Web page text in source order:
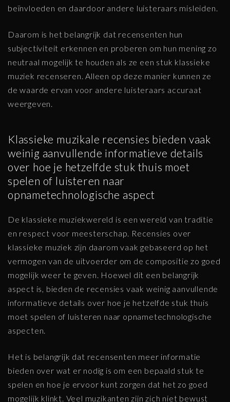
beïnvloeden en daardoor andere luisteraars misleiden.
Daarom is het belangrijk dat recensenten hun
subjectiviteit erkennen en proberen om hun mening zo
neutraal mogelijk te houden als ze een stuk klassieke
muziek recenseren. Alleen op deze manier kunnen ze
de waarde ervan voor andere luisteraars accuraat
weergeven.
Klassieke muzikale recensies bieden vaak
weinig aanvullende informatieve details
over hoe je hetzelfde stuk thuis moet
spelen of luisteren naar
opnametechnologische aspect
De klassieke muziekwereld is een wereld van traditie
en respect voor meesterschap. Recensies over
klassieke muziek zijn daarom vaak gebaseerd op het
vermogen van de uitvoerder om de compositie zo goed
mogelijk weer te geven. Hoewel dit een belangrijk
aspect is, bieden de recensies vaak weinig aanvullende
informatieve details over hoe je hetzelfde stuk thuis
moet spelen of luisteren naar opnametechnologische
aspecten.
Het is belangrijk dat recensenten meer informatie
bieden over wat er nodig is om een bepaald stuk te
spelen en hoe je ervoor kunt zorgen dat het zo goed
mogelijk klinkt. Veel muzikanten zijn zich niet bewust